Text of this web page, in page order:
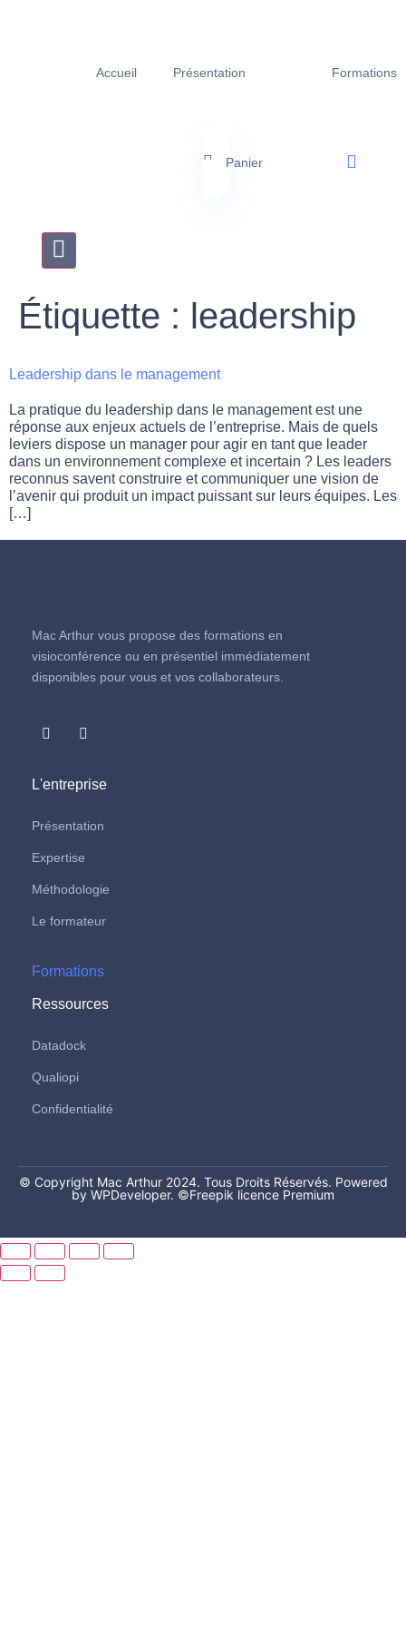
Accueil Présentation Formations
Hamburger Toggle Menu
Panier
Étiquette : leadership
Leadership dans le management
La pratique du leadership dans le management est une
réponse aux enjeux actuels de l’entreprise. Mais de quels
leviers dispose un manager pour agir en tant que leader
dans un environnement complexe et incertain ? Les leaders
reconnus savent construire et communiquer une vision de
l’avenir qui produit un impact puissant sur leurs équipes. Les
[…]
Mac Arthur vous propose des formations en
visioconférence ou en présentiel immédiatement
disponibles pour vous et vos collaborateurs.
L'entreprise
Présentation
Expertise
Méthodologie
Le formateur
Formations
Ressources
Datadock
Qualiopi
Confidentialité
© Copyright Mac Arthur 2024. Tous Droits Réservés. Powered
by WPDeveloper. ©Freepik licence Premium